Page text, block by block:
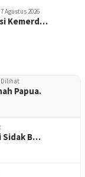
7 Agustus 2026
Kemerd…
Dilihat
Papua.
Sidak B…